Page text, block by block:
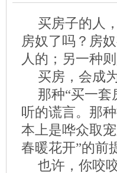
买房子的人
房奴了吗？房
人的；另一种
买房，会成
那种“买一
听的谎言。那
本上是哗众取
春暖花开”的前
也许，你咬